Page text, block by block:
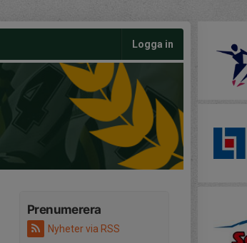
Logga in
Prenumerera
Nyheter via RSS